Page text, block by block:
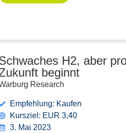
H2, aber
beginnt
Research
Empfehlung: Kaufen
Kursziel: EUR 3,40
3. Mai 2023